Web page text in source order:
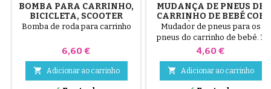
BOMBA PARA CARRINHO,
BICICLETA, SCOOTER
Bomba de roda para carrinho
Preço
6,60 €
 Adicionar ao carrinho
MUDANÇA DE PNEUS DE
CARRINHO DE BEBÉ COR
ALEATÓRIA 1 PACOTE DE
3 PEÇAS
Mudador de pneus para os
pneus do carrinho de bebé. 3
peças de plástico de alta
preto, vermelho, verde,
amarelo e azul ou 3 peças em
Preço
4,60 €
 Adicionar ao carrinho